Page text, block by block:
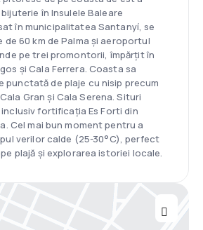
în Insulele Baleare
în municipalitatea Santanyí, se
de 60 km de Palma și aeroportul
pe trei promontorii, împărțit în
și Cala Ferrera. Coasta sa
punctată de plaje cu nisip precum
Gran și Cala Serena. Situri
fortificația Es Forti din
Cel mai bun moment pentru a
verilor calde (25-30°C), perfect
plajă și explorarea istoriei locale.